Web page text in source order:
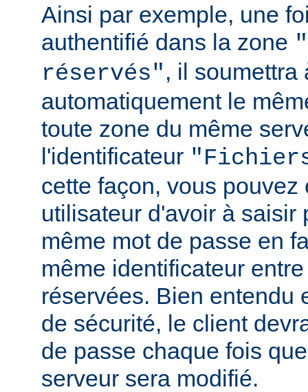
Ainsi par exemple, une
authentifié dans la zone
réservés", il soumettra
automatiquement le
toute zone du même
l'identificateur
cette façon, vous pouvez
utilisateur d'avoir à saisir
même mot de passe en
même identificateur
réservées. Bien entendu
de sécurité, le client
de passe chaque fois
serveur sera modifié.